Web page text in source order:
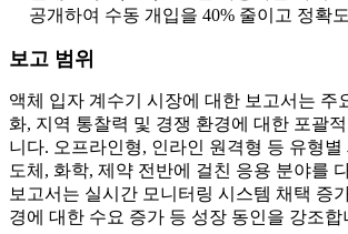
공개하여 수동 개입을 40% 줄이고 정확
보고 범위
액체 입자 계수기 시장에 대한 보고서는 주
화, 지역 통찰력 및 경쟁 환경에 대한 포괄
니다. 오프라인형, 인라인 원격형 등 유형별
도체, 화학, 제약 전반에 걸친 응용 분야를
보고서는 실시간 모니터링 시스템 채택 증
경에 대한 수요 증가 등 성장 동인을 강조합